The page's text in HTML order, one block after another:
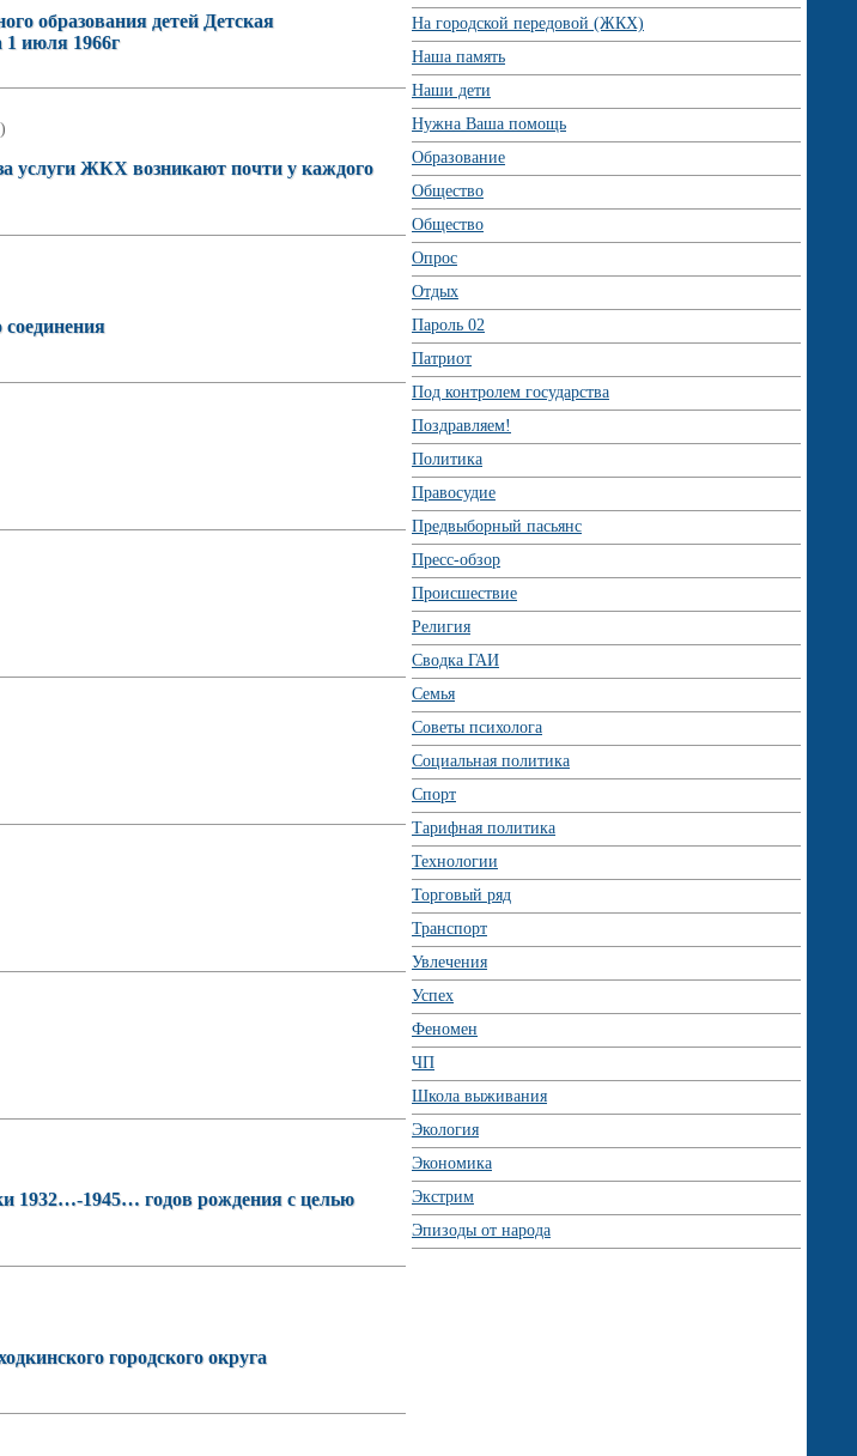
образования детей Детская
июля 1966г
услуги ЖКХ возникают почти у каждого
1932…-1945… годов рождения с целью
городского округа
На городской передовой (ЖКХ)
Наша память
Наши дети
Нужна Ваша помощь
Образование
Общество
Общество
Опрос
Отдых
Пароль 02
Патриот
Под контролем государства
Поздравляем!
Политика
Правосудие
Предвыборный пасьянс
Пресс-обзор
Происшествие
Религия
Сводка ГАИ
Семья
Советы психолога
Социальная политика
Спорт
Тарифная политика
Технологии
Торговый ряд
Транспорт
Увлечения
Успех
Феномен
ЧП
Школа выживания
Экология
Экономика
Экстрим
Эпизоды от народа